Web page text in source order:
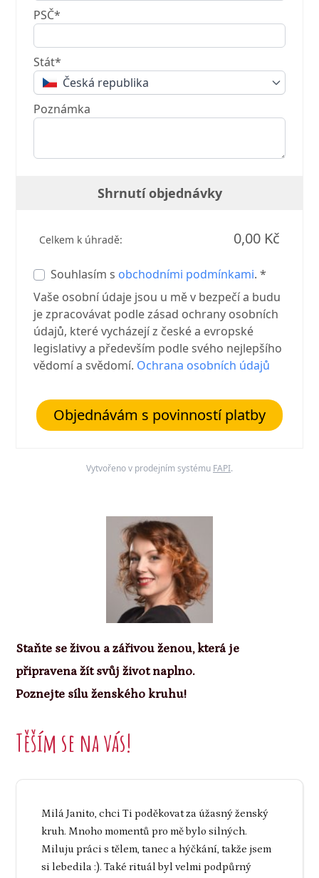
PSČ*
Stát*
Česká republika
Poznámka
Shrnutí objednávky
Celkem k úhradě: 0,00 Kč
Souhlasím s obchodními podmínkami. *
Vaše osobní údaje jsou u mě v bezpečí a budu
je zpracovávat podle zásad ochrany osobních
údajů, které vycházejí z české a evropské
legislativy a především podle svého nejlepšího
vědomí a svědomí. Ochrana osobních údajů
Objednávám s povinností platby
Vytvořeno v prodejním systému FAPI.
Staňte se živou a zářivou ženou, která je
připravena žít svůj život naplno.
Poznejte sílu ženského kruhu!
Těším se na vás!
Milá Janito, chci Ti poděkovat za úžasný ženský
kruh. Mnoho momentů pro mě bylo silných.
Miluju práci s tělem, tanec a hýčkání, takže jsem
si lebedila :). Také rituál byl velmi podpůrný